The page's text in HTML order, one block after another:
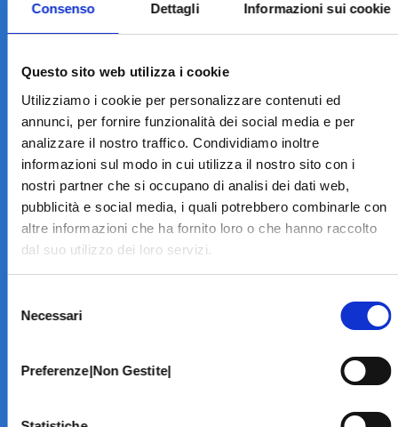
Consenso Dettagli Informazioni sui cookie
Questo sito web utilizza i cookie
Utilizziamo i cookie per personalizzare contenuti ed
annunci, per fornire funzionalità dei social media e per
analizzare il nostro traffico. Condividiamo inoltre
informazioni sul modo in cui utilizza il nostro sito con i
nostri partner che si occupano di analisi dei dati web,
pubblicità e social media, i quali potrebbero combinarle con
altre informazioni che ha fornito loro o che hanno raccolto
dal suo utilizzo dei loro servizi.
delNecessari
Preferenze|Non Gestite|
LA STRUTTURA
Informazioni
Contatti
Specialità
Home Page
PRENOTA ON LINE
INFORMATIVE
Home Page
Modello 231
Amministrazione Trasparente